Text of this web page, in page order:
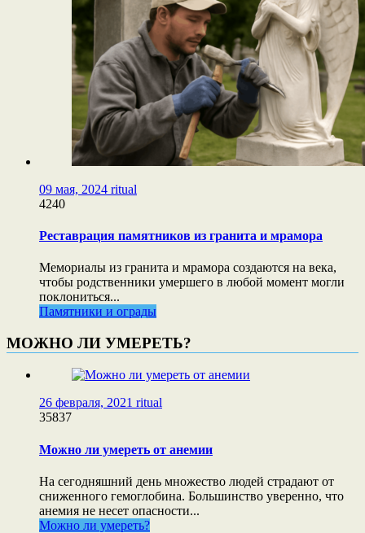
09 мая, 2024 ritual
4240
Реставрация памятников из гранита и мрамора
Мемориалы из гранита и мрамора создаются на века,
чтобы родственники умершего в любой момент могли
поклониться...
Памятники и ограды
МОЖНО ЛИ УМЕРЕТЬ?
26 февраля, 2021 ritual
35837
Можно ли умереть от анемии
На сегодняшний день множество людей страдают от
сниженного гемоглобина. Большинство уверенно, что
анемия не несет опасности...
Можно ли умереть?